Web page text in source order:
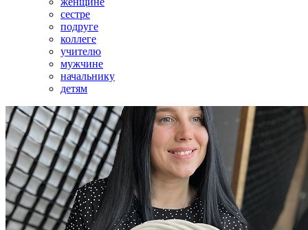
сестре
подруге
коллеге
учителю
мужчине
начальнику
детям